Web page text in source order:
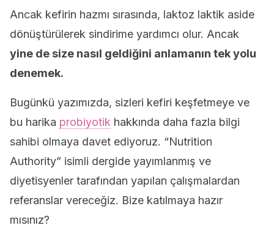
Ancak kefirin hazmı sırasında, laktoz laktik aside
dönüştürülerek sindirime yardımcı olur. Ancak
yine de size nasıl geldiğini anlamanın tek yolu
denemek.
Bugünkü yazımızda, sizleri kefiri keşfetmeye ve
bu harika probiyotik hakkında daha fazla bilgi
sahibi olmaya davet ediyoruz. “Nutrition
Authority” isimli dergide yayımlanmış ve
diyetisyenler tarafından yapılan çalışmalardan
referanslar vereceğiz. Bize katılmaya hazır
mısınız?